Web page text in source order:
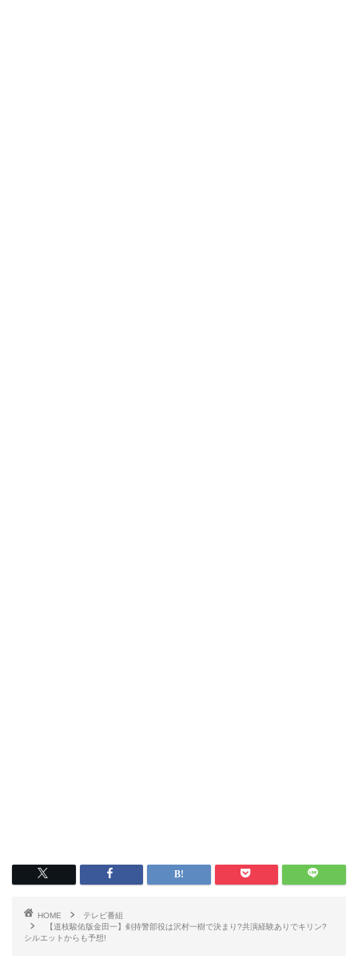
HOME
テレビ番組
【道枝駿佑版金田一】剣持警部役は沢村一樹で決まり?共演経験ありでキリン?
シルエットからも予想!